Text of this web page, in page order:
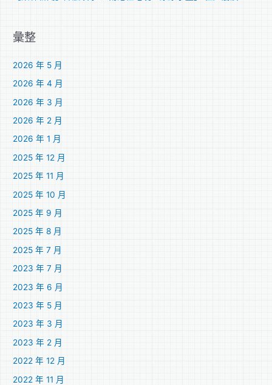
彙整
2026 年 5 月
2026 年 4 月
2026 年 3 月
2026 年 2 月
2026 年 1 月
2025 年 12 月
2025 年 11 月
2025 年 10 月
2025 年 9 月
2025 年 8 月
2025 年 7 月
2023 年 7 月
2023 年 6 月
2023 年 5 月
2023 年 3 月
2023 年 2 月
2022 年 12 月
2022 年 11 月